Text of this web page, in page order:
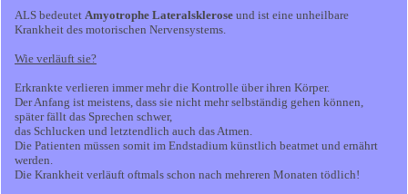
ALS bedeutet Amyotrophe Lateralsklerose und ist eine unheilbare
Krankheit des motorischen Nervensystems.
Wie verläuft sie?
Erkrankte verlieren immer mehr die Kontrolle über ihren Körper.
Der Anfang ist meistens, dass sie nicht mehr selbständig gehen können,
später fällt das Sprechen schwer,
das Schlucken und letztendlich auch das Atmen.
Die Patienten müssen somit im Endstadium künstlich beatmet und ernährt
werden.
Die Krankheit verläuft oftmals schon nach mehreren Monaten tödlich!